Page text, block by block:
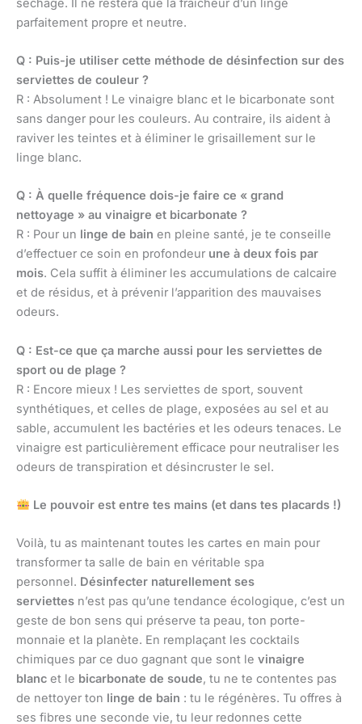
parfaitement propre et neutre.
Q : Puis-je utiliser cette méthode de désinfection sur des
serviettes de couleur ?
R : Absolument ! Le vinaigre blanc et le bicarbonate sont
sans danger pour les couleurs. Au contraire, ils aident à
raviver les teintes et à éliminer le grisaillement sur le
linge blanc.
Q : À quelle fréquence dois-je faire ce « grand
nettoyage » au vinaigre et bicarbonate ?
R : Pour un linge de bain en pleine santé, je te conseille
d’effectuer ce soin en profondeur une à deux fois par
mois. Cela suffit à éliminer les accumulations de calcaire
et de résidus, et à prévenir l’apparition des mauvaises
odeurs.
Q : Est-ce que ça marche aussi pour les serviettes de
sport ou de plage ?
R : Encore mieux ! Les serviettes de sport, souvent
synthétiques, et celles de plage, exposées au sel et au
sable, accumulent les bactéries et les odeurs tenaces. Le
vinaigre est particulièrement efficace pour neutraliser les
odeurs de transpiration et désincruster le sel.
Le pouvoir est entre tes mains (et dans tes placards !)
Voilà, tu as maintenant toutes les cartes en main pour
transformer ta salle de bain en véritable spa
personnel. Désinfecter naturellement ses
serviettes n’est pas qu’une tendance écologique, c’est un
geste de bon sens qui préserve ta peau, ton porte-
monnaie et la planète. En remplaçant les cocktails
chimiques par ce duo gagnant que sont le vinaigre
blanc et le bicarbonate de soude, tu ne te contentes pas
de nettoyer ton linge de bain : tu le régénères. Tu offres à
ses fibres une seconde vie, tu leur redonnes cette